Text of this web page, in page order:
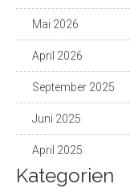
Mai 2026
April 2026
September 2025
Juni 2025
April 2025
Kategorien